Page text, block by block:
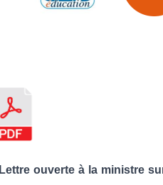
Lettre ouverte à la ministre